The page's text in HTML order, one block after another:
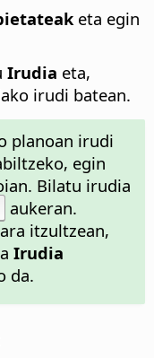
eta egin
Irudia eta,
irudi batean.
planoan irudi
egin
Bilatu irudia
aukeran.
itzultzean,
Irudia
da.